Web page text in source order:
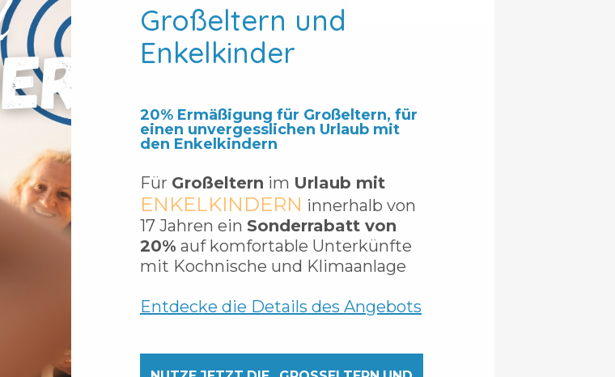
Großeltern und
Enkelkinder
20% Ermäßigung für Großeltern, für
einen unvergesslichen Urlaub mit
den Enkelkindern
Für Großeltern im Urlaub mit
ENKELKINDERN innerhalb von
17 Jahren ein Sonderrabatt von
20% auf komfortable Unterkünfte
mit Kochnische und Klimaanlage
Entdecke die Details des Angebots